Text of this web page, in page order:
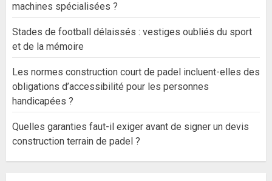
machines spécialisées ?
Stades de football délaissés : vestiges oubliés du sport
et de la mémoire
Les normes construction court de padel incluent-elles des
obligations d’accessibilité pour les personnes
handicapées ?
Quelles garanties faut-il exiger avant de signer un devis
construction terrain de padel ?